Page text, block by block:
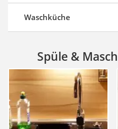
Waschküche
Spüle &